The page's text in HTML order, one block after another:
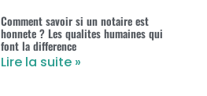
Comment savoir si un notaire est
honnete ? Les qualites humaines qui
font la difference
Lire la suite »